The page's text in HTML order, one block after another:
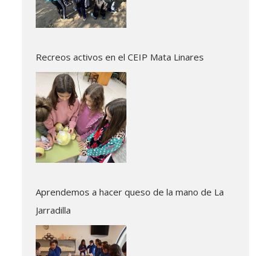
Recreos activos en el CEIP Mata Linares
Aprendemos a hacer queso de la mano de La
Jarradilla